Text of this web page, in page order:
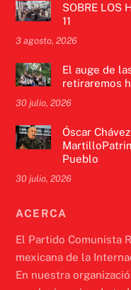
SOBRE LOS
11
3 agosto, 2026
El auge de
retiraremos
30 julio, 2026
Óscar
Pueblo
30 julio, 2026
ACERCA
El Partido Comunista
mexicana de la
En nuestra